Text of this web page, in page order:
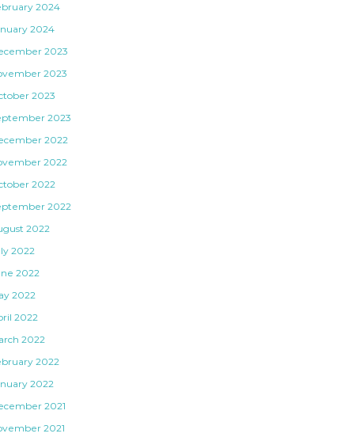
2024
2024
2023
2023
2023
2023
2022
2022
2022
2022
2022
2022
2022
2022
2022
2022
2022
2022
2021
2021